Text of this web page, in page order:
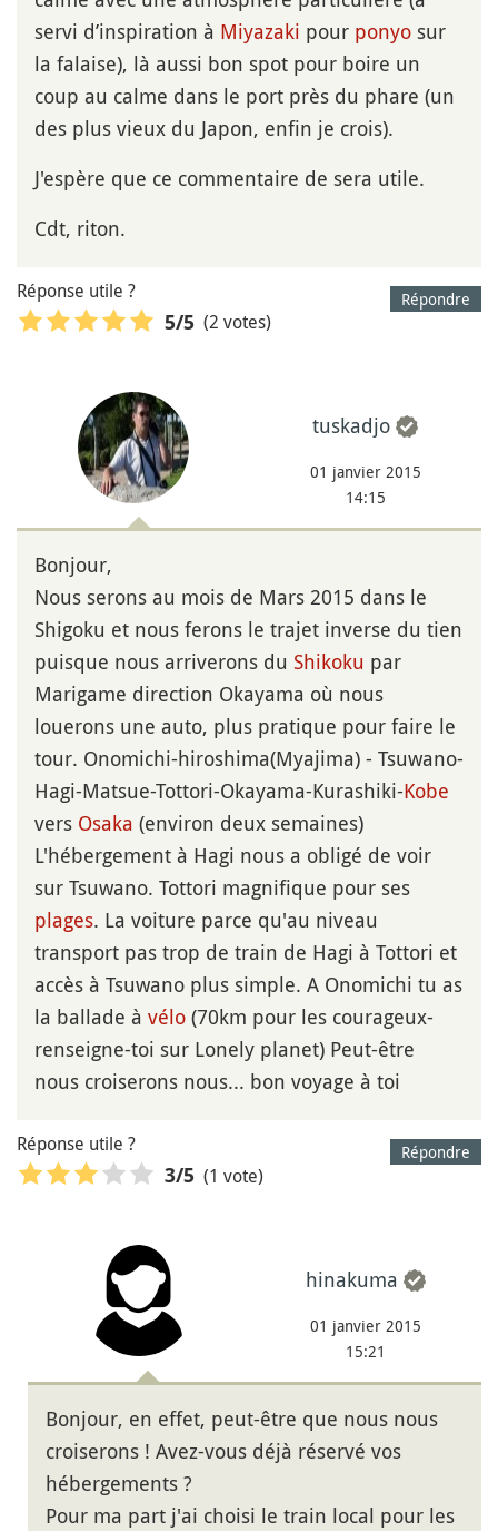
servi d’inspiration à Miyazaki pour ponyo sur
la falaise), là aussi bon spot pour boire un
coup au calme dans le port près du phare (un
des plus vieux du Japon, enfin je crois).
J'espère que ce commentaire de sera utile.
Cdt, riton.
Répondre
Réponse utile ?
5/5 (2 votes)
tuskadjo
01 janvier 2015
14:15
Bonjour,
Nous serons au mois de Mars 2015 dans le
Shigoku et nous ferons le trajet inverse du tien
puisque nous arriverons du Shikoku par
Marigame direction Okayama où nous
louerons une auto, plus pratique pour faire le
tour. Onomichi-hiroshima(Myajima) - Tsuwano-
Hagi-Matsue-Tottori-Okayama-Kurashiki-Kobe
vers Osaka (environ deux semaines)
L'hébergement à Hagi nous a obligé de voir
sur Tsuwano. Tottori magnifique pour ses
plages. La voiture parce qu'au niveau
transport pas trop de train de Hagi à Tottori et
accès à Tsuwano plus simple. A Onomichi tu as
la ballade à vélo (70km pour les courageux-
renseigne-toi sur Lonely planet) Peut-être
nous croiserons nous... bon voyage à toi
Répondre
Réponse utile ?
3/5 (1 vote)
hinakuma
01 janvier 2015
15:21
Bonjour, en effet, peut-être que nous nous
croiserons ! Avez-vous déjà réservé vos
hébergements ?
Pour ma part j'ai choisi le train local pour les